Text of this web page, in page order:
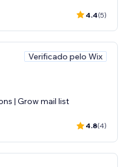
4.4(5)
Verificado pelo Wix
| Grow mail list
4.8(4)